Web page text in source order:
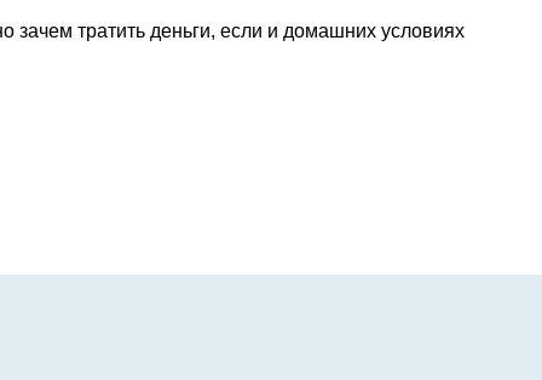
зачем тратить деньги, если и домашних условиях